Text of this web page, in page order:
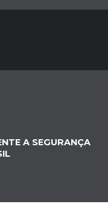
A SEGURANÇA